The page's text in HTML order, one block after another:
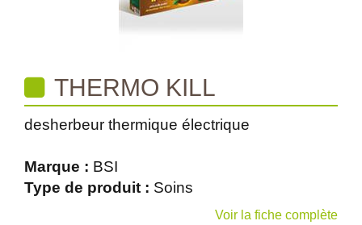
THERMO KILL
desherbeur thermique électrique
Marque : BSI
Type de produit : Soins
Voir la fiche complète